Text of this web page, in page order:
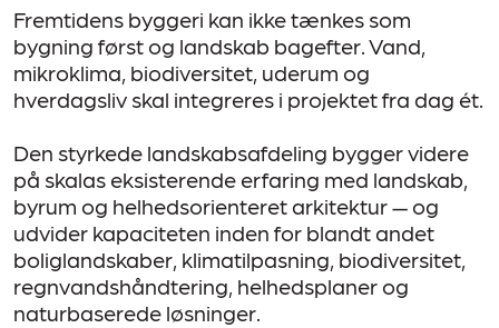
Fremtidens byggeri kan ikke tænkes som
bygning først og landskab bagefter. Vand,
mikroklima, biodiversitet, uderum og
hverdagsliv skal integreres i projektet fra dag ét.
Den styrkede landskabsafdeling bygger videre
på skalas eksisterende erfaring med landskab,
byrum og helhedsorienteret arkitektur — og
udvider kapaciteten inden for blandt andet
boliglandskaber, klimatilpasning, biodiversitet,
regnvandshåndtering, helhedsplaner og
naturbaserede løsninger.